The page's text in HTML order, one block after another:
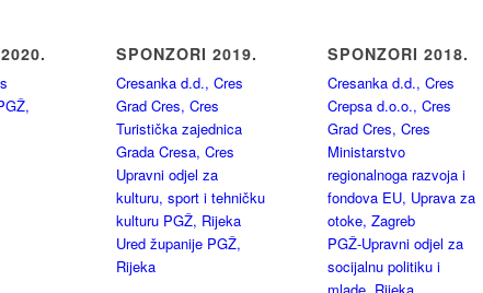
SPONZORI 2019.
Cresanka d.d., Cres
Grad Cres, Cres
Turistička zajednica
Grada Cresa, Cres
Upravni odjel za
kulturu, sport i tehničku
kulturu PGŽ, Rijeka
Ured županije PGŽ,
Rijeka
SPONZORI 2018.
Cresanka d.d., Cres
Crepsa d.o.o., Cres
Grad Cres, Cres
Ministarstvo
regionalnoga razvoja i
fondova EU, Uprava za
otoke, Zagreb
PGŽ-Upravni odjel za
socijalnu politiku i